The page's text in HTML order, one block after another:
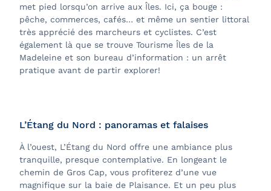
met pied lorsqu’on arrive aux Îles. Ici, ça bouge :
pêche, commerces, cafés… et même un sentier littoral
très apprécié des marcheurs et cyclistes. C’est
également là que se trouve Tourisme Îles de la
Madeleine et son bureau d’information : un arrêt
pratique avant de partir explorer!
L’Étang du Nord : panoramas et falaises
À l’ouest, L’Étang du Nord offre une ambiance plus
tranquille, presque contemplative. En longeant le
chemin de Gros Cap, vous profiterez d’une vue
magnifique sur la baie de Plaisance. Et un peu plus